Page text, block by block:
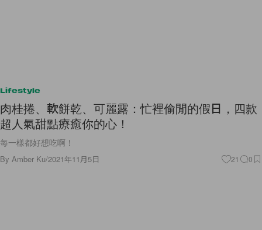
Lifestyle
肉桂捲、軟餅乾、可麗露：忙裡偷閒的假日，四款
超人氣甜點療癒你的心！
每一樣都好想吃啊！
By Amber Ku/2021年11月5日 21 0